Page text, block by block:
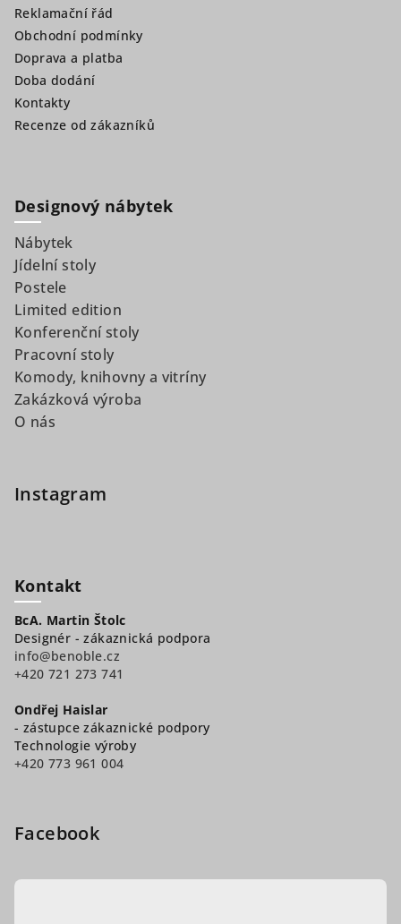
Reklamační řád
Obchodní podmínky
Doprava a platba
Doba dodání
Kontakty
Recenze od zákazníků
Designový nábytek
Nábytek
Jídelní stoly
Postele
Limited edition
Konferenční stoly
Pracovní stoly
Komody, knihovny a vitríny
Zakázková výroba
O nás
Instagram
Kontakt
BcA. Martin Štolc
Designér - zákaznická podpora
info@benoble.cz
+420 721 273 741
Ondřej Haislar
- zástupce zákaznické podpory
Technologie výroby
+420 773 961 004
Facebook